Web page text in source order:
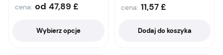
cena: od 47,89 £
Wybierz opcje
cena: 11,57£
Dodaj do koszyka